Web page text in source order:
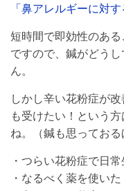
「鼻アレルギーに対
短時間で即効性のあ
ですので、鍼がどう
ん。
しかし辛い花粉症が
も受けたい！という
ね。（鍼も思っておる
・つらい花粉症で日
・なるべく薬を使い